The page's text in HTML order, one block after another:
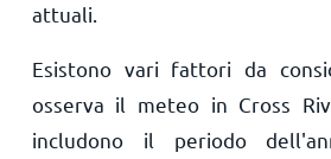
attuali.
Esistono vari fattori da
osserva il meteo in Cross
includono il periodo